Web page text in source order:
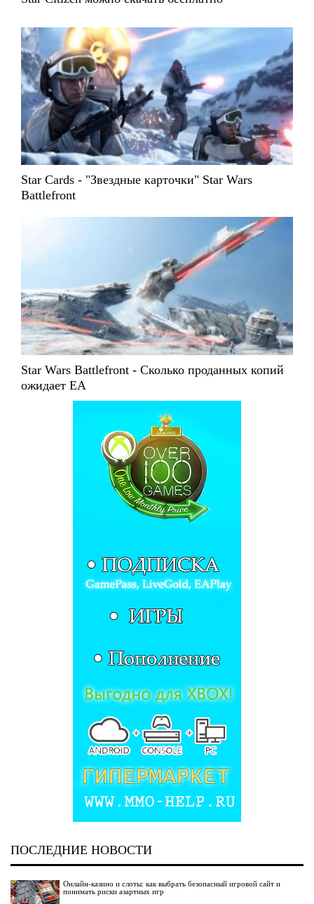
Star Cards - "Звездные карточки" Star Wars
Battlefront
Star Wars Battlefront - Сколько проданных копий
ожидает EA
ПОСЛЕДНИЕ НОВОСТИ
Онлайн-казино и слоты: как выбрать безопасный игровой сайт и
понимать риски азартных игр